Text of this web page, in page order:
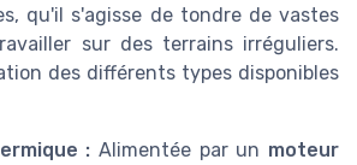
qu'il s'agisse de tondre de vastes
sur des terrains irréguliers.
des différents types disponibles
: Alimentée par un moteur